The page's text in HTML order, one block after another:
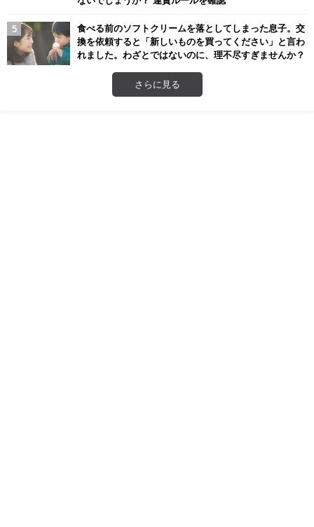
食べる前のソフトクリームを落としてしまった息子。交
換を依頼すると「新しいものを買ってください」と言わ
れました。わざとではないのに、理不尽すぎませんか？
さらに見る